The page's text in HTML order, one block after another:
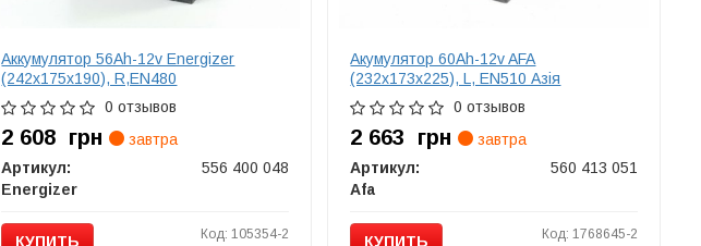
Аккумулятор 56Ah-12v Energizer
(242х175х190), R,EN480
0 отзывов
2 608 грн
завтра
Артикул:
556 400 048
Energizer
КУПИТЬ Код: 105354-2
Акумулятор 60Ah-12v AFA
(232х173х225), L, EN510 Азія
0 отзывов
2 663 грн
завтра
Артикул:
560 413 051
Afa
КУПИТЬ Код: 1768645-2